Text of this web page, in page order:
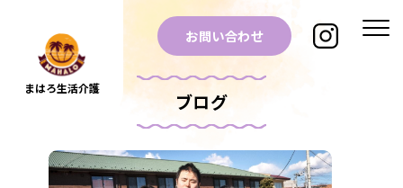
まはろ生活介護
お問い合わせ
ブログ